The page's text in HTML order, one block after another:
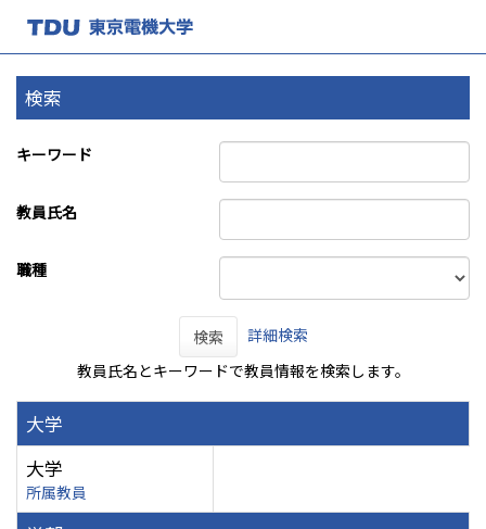
検索
キーワード
教員氏名
職種
検索
詳細検索
教員氏名とキーワードで教員情報を検索します。
大学
大学
所属教員